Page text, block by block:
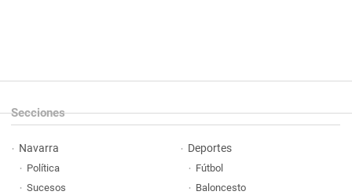
Secciones
Navarra
Política
Sucesos
Deportes
Fútbol
Baloncesto